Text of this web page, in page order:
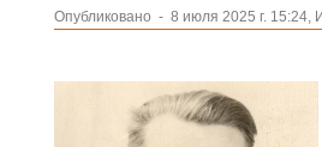
Опубликовано - 8 июля 2025 г. 15:24,